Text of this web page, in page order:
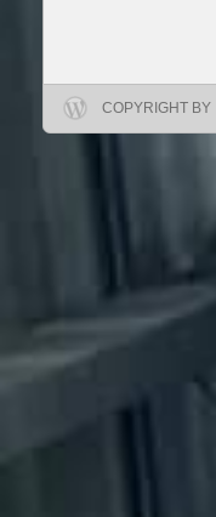
COPYRIGHT BY